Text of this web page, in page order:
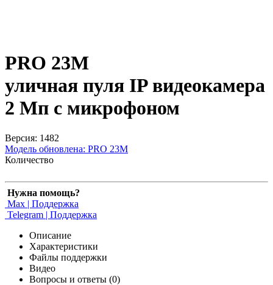
PRO 23M
уличная пуля IP видеокамера
2 Мп с микрофоном
Версия: 1482
Модель обновлена: PRO 23M
Количество
Нужна помощь?
Max | Поддержка
Telegram | Поддержка
Описание
Характеристики
Файлы поддержки
Видео
Вопросы и ответы (0)